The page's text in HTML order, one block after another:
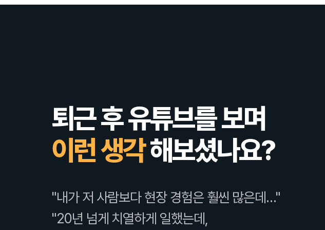
퇴근 후 유튜브를 보며
이런 생각해보셨나요?
"내가 저 사람보다 현장 경험은 훨씬 많은데…"
"20년 넘게 치열하게 일했는데,